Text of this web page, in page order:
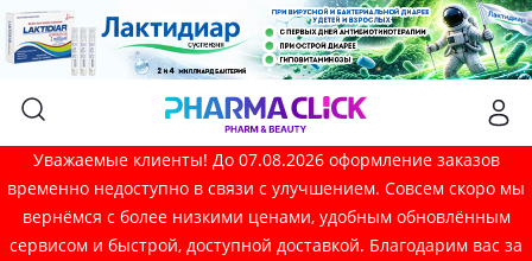
Уважаемые клиенты! До 07.08.2026 оформление заказов
временно недоступно в связи с улучшением. Совсем скоро мы
вернёмся с более низкими ценами, удобным обновлённым
сервисом и быстрой, доступной доставкой. Благодарим вас за